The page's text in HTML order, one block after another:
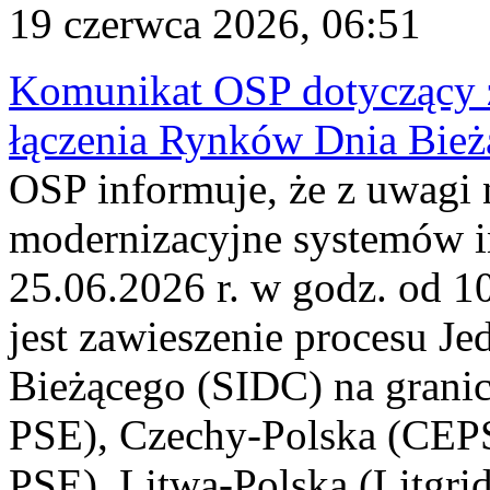
19 czerwca 2026, 06:51
Komunikat OSP dotyczący
łączenia Rynków Dnia
OSP informuje, że z uwagi
modernizacyjne
25.06.2026 r. w godz. od
jest zawieszenie procesu
Bieżącego (SIDC) na
PSE), Czechy-Polska